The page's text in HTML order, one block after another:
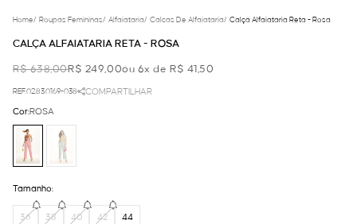
Home/ Roupas Femininas/ Alfaiataria/ Calcas De Alfaiataria/ Calça Alfaiataria Reta - Rosa
CALÇA ALFAIATARIA RETA - ROSA
R$ 638,00R$ 249,00ou 6x de R$ 41,50
REF.02.83.0169-038 COMPARTILHAR
Cor:ROSA
Tamanho:
36 38 40 42 44